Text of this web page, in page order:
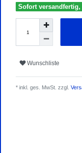
Sofort
Wunschliste
* inkl. ges. MwSt. zzgl.